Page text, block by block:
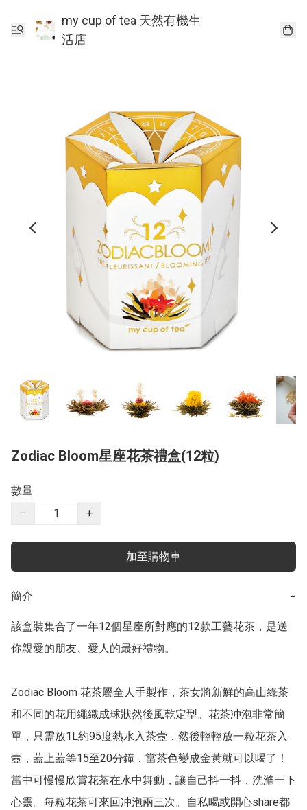
my cup of tea 天然有機生
活店
Zodiac Bloom星座花茶禮盒(12粒)
數量
−
+
加至購物車
簡介 −
該盒裝集合了一年12個星座所對應的12款工藝花茶，是送
你親愛的朋友、愛人的最好禮物。
Zodiac Bloom 花茶屬全人手製作，茶女將新鮮的高山綠茶
和不同的花用繩織成球狀然後風乾定型。花茶冲泡非常簡
單，只需放1L約95度熱水入茶壼，然後輕輕放一粒花茶入
壼，蓋上蓋等15至20分鐘，當茶色變成金黃就可以喝了！
當中可慢慢欣賞花茶在水中舞動，讓自己抖一抖，洗滌一下
心靈。每粒花茶可來回冲泡兩三次。自私喝或開心share都